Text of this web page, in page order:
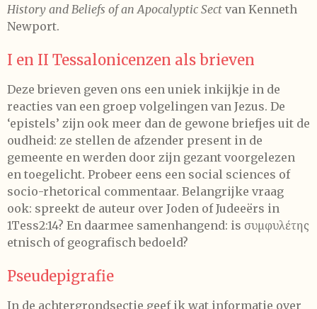
History and Beliefs of an Apocalyptic Sect van Kenneth
Newport.
I en II Tessalonicenzen als brieven
Deze brieven geven ons een uniek inkijkje in de
reacties van een groep volgelingen van Jezus. De
‘epistels’ zijn ook meer dan de gewone briefjes uit de
oudheid: ze stellen de afzender present in de
gemeente en werden door zijn gezant voorgelezen
en toegelicht. Probeer eens een social sciences of
socio-rhetorical commentaar. Belangrijke vraag
ook: spreekt de auteur over Joden of Judeeërs in
1Tess2:14? En daarmee samenhangend: is συμφυλέτης
etnisch of geografisch bedoeld?
Pseudepigrafie
In de achtergrondsectie geef ik wat informatie over